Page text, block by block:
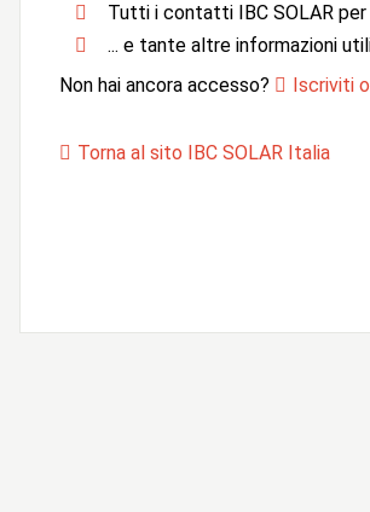
Tutti i contatti IBC SOLAR
... e tante altre informazioni
Non hai ancora accesso?
Iscriviti
Torna al sito IBC SOLAR Italia